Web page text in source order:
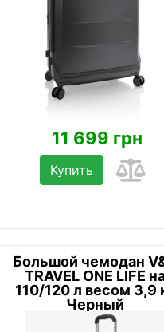
11 699 грн
Купить
Большой чемодан
TRAVEL ONE LIFE
110/120 л весом 3,9
Черный